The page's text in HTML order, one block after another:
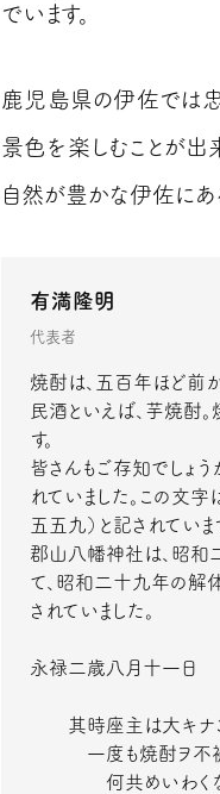
でいます。
鹿児島県の伊佐では
景色を楽しむことが出
自然が豊かな伊佐にあ
有満隆明
代表者
焼酎は、五百年ほど前
民酒といえば、芋焼酎
す。
皆さんもご存知でしょ
れていました。この文字
五五九）と記されていま
郡山八幡神社は、昭和
て、昭和二十九年の解
されていました。
永禄二歳八月十一
鶴田
其時座主は大キナこ
一度も焼酎ヲ不被
何共めいわくな